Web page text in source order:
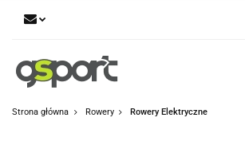
Dodaj
Strona główna Rowery Rowery Elektryczne